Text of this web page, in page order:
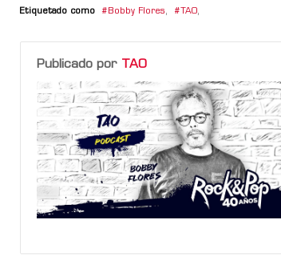
Etiquetado como Bobby Flores, TAO,
Publicado por
TAO